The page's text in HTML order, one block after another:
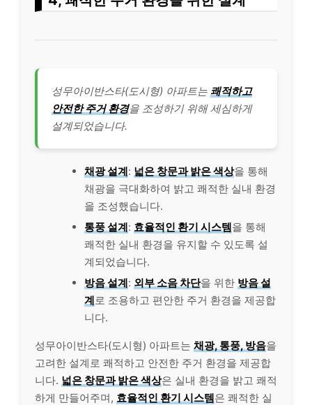
성무아이반스타(도시형) 아파트는 쾌적하고
안전한 주거 환경을 조성하기 위해 세심하게
설계되었습니다.
채광 설계: 넓은 창문과 밝은 색상을 통해
채광을 극대화하여 밝고 쾌적한 실내 환경
을 조성했습니다.
통풍 설계: 효율적인 환기 시스템을 통해
쾌적한 실내 환경을 유지할 수 있도록 설
계되었습니다.
방음 설계: 외부 소음 차단을 위한 방음 설
계로 조용하고 편안한 주거 환경을 제공합
니다.
성무아이반스타(도시형) 아파트는 채광, 통풍, 방음을
고려한 설계로 쾌적하고 안전한 주거 환경을 제공합
니다. 넓은 창문과 밝은 색상은 실내 환경을 밝고 쾌적
하게 만들어주며, 효율적인 환기 시스템은 쾌적한 실